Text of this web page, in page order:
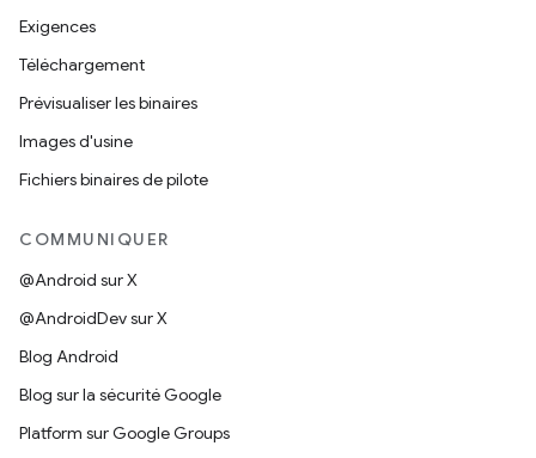
Exigences
Téléchargement
Prévisualiser les binaires
Images d'usine
Fichiers binaires de pilote
COMMUNIQUER
@Android sur X
@AndroidDev sur X
Blog Android
Blog sur la sécurité Google
Platform sur Google Groups